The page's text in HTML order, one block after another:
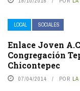
LOCAL SOCIALES
Enlace Joven
Congregación
Chicontepec
07/04/2014 POR